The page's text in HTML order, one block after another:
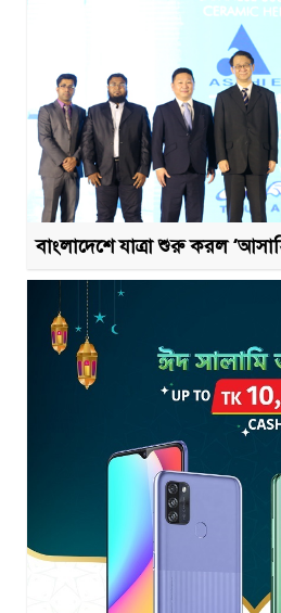
বাংলাদেশে যাত্রা শুরু করল